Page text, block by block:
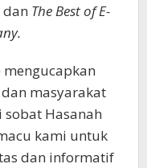
dan The Best of E-
masyarakat
Hasanah
kami untuk
dan informatif